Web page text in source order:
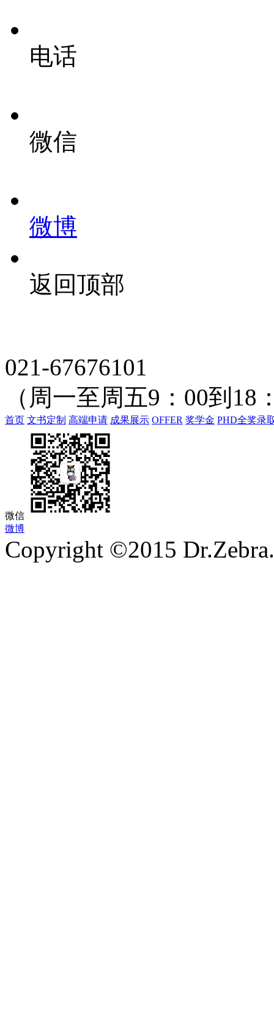
电话
微信
微博
返回顶部
021-67676101
（周一至周五9：00到18
首页 文书定制 高端申请 成果展示 OFFER 奖学金 PHD全奖录
微信
微博
Copyright ©2015